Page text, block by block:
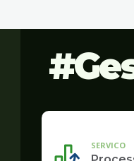
SERVICO